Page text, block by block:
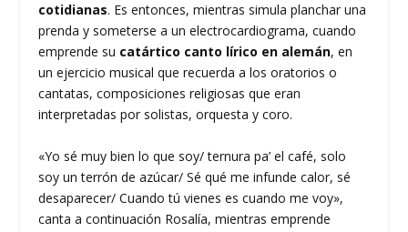
cotidianas. Es entonces, mientras simula planchar una
prenda y someterse a un electrocardiograma, cuando
emprende su catártico canto lírico en alemán, en
un ejercicio musical que recuerda a los oratorios o
cantatas, composiciones religiosas que eran
interpretadas por solistas, orquesta y coro.
«Yo sé muy bien lo que soy/ ternura pa’ el café, solo
soy un terrón de azúcar/ Sé qué me infunde calor, sé
desaparecer/ Cuando tú vienes es cuando me voy»,
canta a continuación Rosalía, mientras emprende